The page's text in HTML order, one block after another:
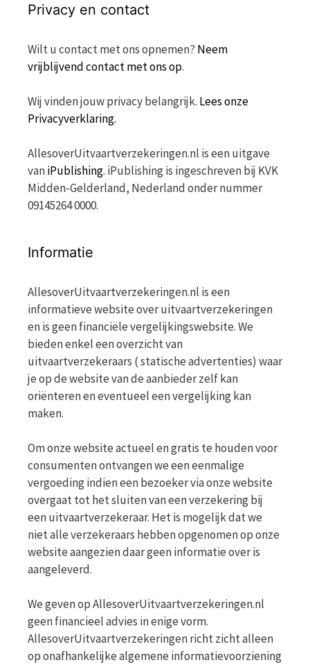
Privacy en contact
Wilt u contact met ons opnemen? Neem
vrijblijvend contact met ons op.
Wij vinden jouw privacy belangrijk. Lees onze
Privacyverklaring.
AllesoverUitvaartverzekeringen.nl is een uitgave
vaniPublishing. iPublishing is ingeschreven bij KVK
Midden-Gelderland, Nederland onder nummer
09145264 0000.
Informatie
AllesoverUitvaartverzekeringen.nl is een
informatieve website over uitvaartverzekeringen
en is geen financiële vergelijkingswebsite. We
bieden enkel een overzicht van
uitvaartverzekeraars ( statische advertenties) waar
je op de website van de aanbieder zelf kan
oriënteren en eventueel een vergelijking kan
maken.
Om onze website actueel en gratis te houden voor
consumenten ontvangen we een eenmalige
vergoeding indien een bezoeker via onze website
overgaat tot het sluiten van een verzekering bij
een uitvaartverzekeraar. Het is mogelijk dat we
niet alle verzekeraars hebben opgenomen op onze
website aangezien daar geen informatie over is
aangeleverd.
We geven op AllesoverUitvaartverzekeringen.nl
geen financieel advies in enige vorm.
AllesoverUitvaartverzekeringen richt zicht alleen
op onafhankelijke algemene informatievoorziening